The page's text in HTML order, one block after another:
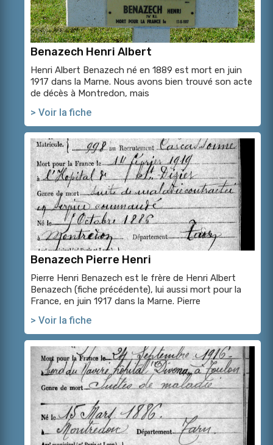
Benazech Henri Albert
Henri Albert Benazech né en 1889 est mort en juin
1917 dans la Marne. Nous avons bien trouvé son acte
de décès à Montredon, mais
> Voir la fiche
Benazech Pierre Henri
Pierre Henri Benazech est le frère de Henri Albert
Benazech (fiche précédente), lui aussi mort pour la
France, en juin 1917 dans la Marne. Pierre
> Voir la fiche